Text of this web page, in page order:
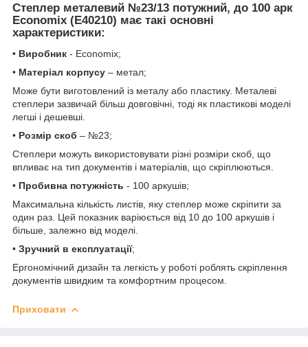
Степлер металевий №23/13 потужний, до 100 арк
Economix (E40210) має такі основні
характеристики:
• Виробник - Economix;
• Матеріал корпусу – метал;
Може бути виготовлений із металу або пластику. Металеві
степлери зазвичай більш довговічні, тоді як пластикові моделі
легші і дешевші.
• Розмір скоб – №23;
Степлери можуть використовувати різні розміри скоб, що
впливає на тип документів і матеріалів, що скріплюються.
• Пробивна потужність - 100 аркушів;
Максимальна кількість листів, яку степлер може скріпити за
один раз. Цей показник варіюється від 10 до 100 аркушів і
більше, залежно від моделі.
• Зручний в експлуатації;
Ергономічний дизайн та легкість у роботі роблять скріплення
документів швидким та комфортним процесом.
Приховати